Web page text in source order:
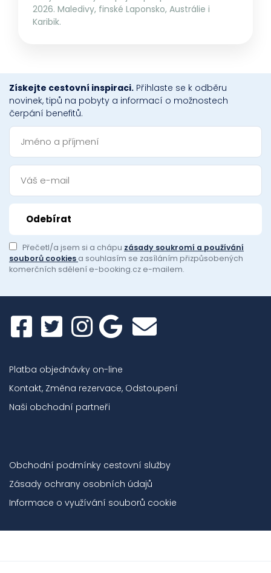
2026. Maledivy, finské Laponsko, Austrálie i
Karibik.
Získejte cestovní inspiraci. Přihlaste se k odběru
novinek, tipů na pobyty a informací o možnostech
čerpání benefitů.
Přečetl/a jsem si a chápu zásady soukromí a používání
souborů cookies a souhlasím se zasíláním přizpůsobených
komerčních sdělení e-booking.cz e-mailem.
Platba objednávky on-line
Kontakt, Změna rezervace, Odstoupení
Naši obchodní partneři
Obchodní podmínky cestovní služby
Zásady ochrany osobních údajů
Informace o využívání souborů cookie